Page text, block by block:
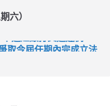
六）
週起嚴打交通違例
取今屆任期內完成立法
員准保釋候訊